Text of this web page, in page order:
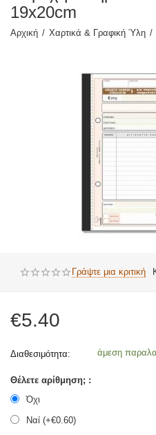
19x20cm
Αρχική / Χαρτικά & Γραφική Ύλη /
Γράψτε μια κριτική
€5.40
Διαθεσιμότητα: άμεση
Θέλετε αρίθμηση; :
Όχι
Ναί (+€0.60)